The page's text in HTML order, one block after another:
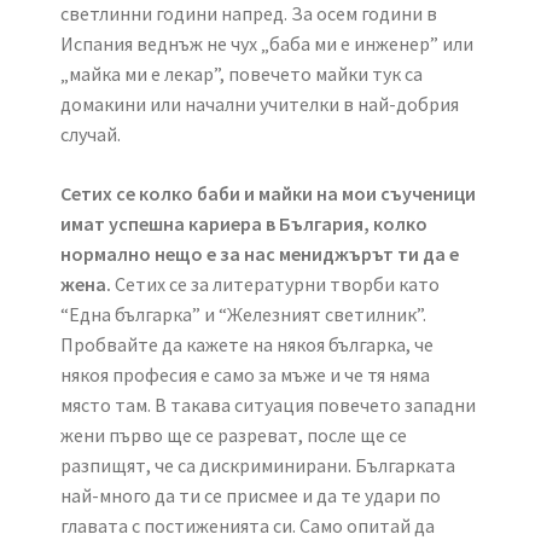
светлинни години напред. За осем години в
Испания веднъж не чух „баба ми е инженер” или
„майка ми е лекар”, повечето майки тук са
домакини или начални учителки в най-добрия
случай.
Сетих се колко баби и майки на мои съученици
имат успешна кариера в България, колко
нормално нещо е за нас мениджърът ти да е
жена. Сетих се за литературни творби като
“Една българка” и “Железният светилник”.
Пробвайте да кажете на някоя българка, че
някоя професия е само за мъже и че тя няма
място там. В такава ситуация повечето западни
жени първо ще се разреват, после ще се
разпищят, че са дискриминирани. Българката
най-много да ти се присмее и да те удари по
главата с постиженията си. Само опитай да